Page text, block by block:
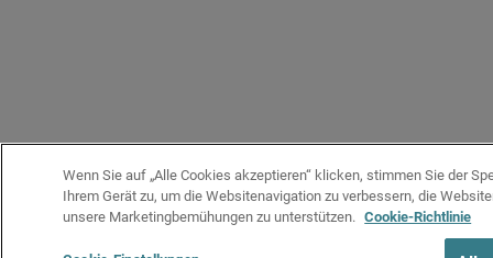
Wenn Sie auf „Alle Cookies akzeptieren“ klicken, stimmen Sie der
Ihrem Gerät zu, um die Websitenavigation zu verbessern, die
unsere Marketingbemühungen zu unterstützen. Cookie-Richtlinie